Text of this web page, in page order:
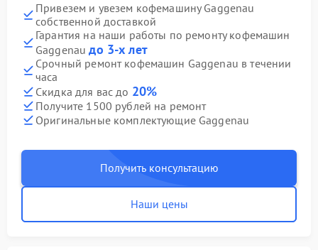
Привезем и увезем кофемашину Gaggenau
собственной доставкой
Гарантия на наши работы по ремонту кофемашин
Gaggenauдо 3-х лет
Срочный ремонт кофемашин Gaggenau в течении
часа
Скидка для вас до 20%
Получите 1500 рублей на ремонт
Оригинальные комплектующие Gaggenau
Получить консультацию
Наши цены